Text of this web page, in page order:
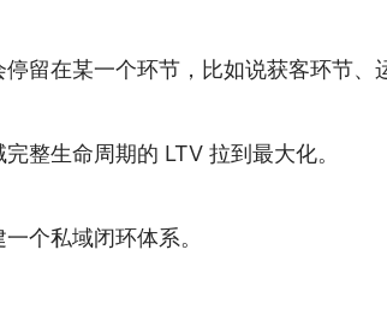
留在某一个环节，比如说获客环节、
整生命周期的 LTV 拉到最大化。
个私域闭环体系。